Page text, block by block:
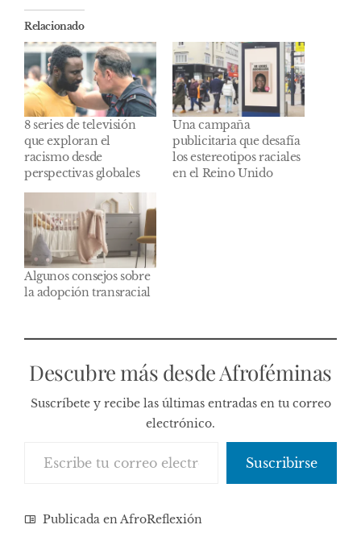
Relacionado
8 series de televisión
que exploran el
racismo desde
perspectivas globales
Una campaña
publicitaria que desafía
los estereotipos raciales
en el Reino Unido
Algunos consejos sobre
la adopción transracial
Descubre más desde Afroféminas
Suscríbete y recibe las últimas entradas en tu correo
electrónico.
Suscribirse
Publicada enAfroReflexión